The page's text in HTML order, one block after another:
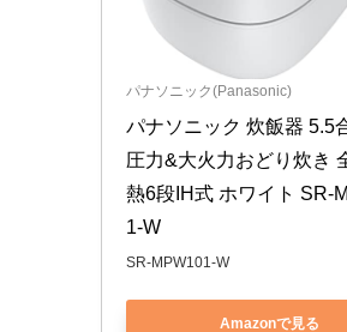
パナソニック(Panasonic)
パナソニック 炊飯器 5.5
圧力&大火力おどり炊き
熱6段IH式 ホワイト SR-
1-W
SR-MPW101-W
Amazonで見る